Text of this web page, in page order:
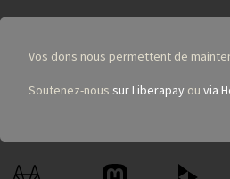
Vos dons nous permettent de
Soutenez-nous sur Liberapay ou via